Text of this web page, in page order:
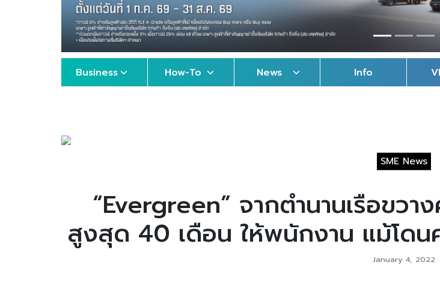
Business How-To News Info
SME News
“Evergreen” จากตำนานเรือขว
สูงสุด 40 เดือน ให้พนักงาน แม้โดน
January 4, 2022